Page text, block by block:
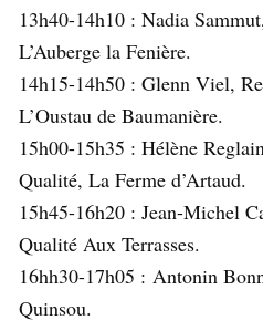
13h40-14h10 : Nadia
L’Auberge la Fenière.
14h15-14h50 : Glenn Viel,
L’Oustau de Baumanière.
15h00-15h35 : Hélène
Qualité, La Ferme d’Artaud.
15h45-16h20 : Jean-Michel
Qualité Aux Terrasses.
16hh30-17h05 : Antonin
Quinsou.